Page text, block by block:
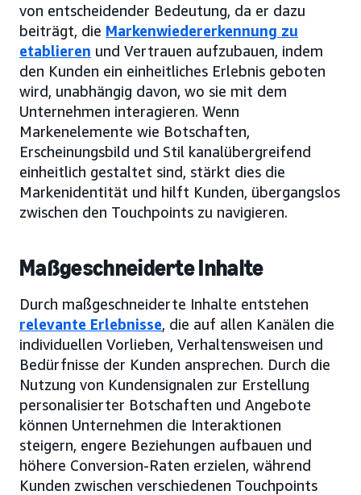
von entscheidender Bedeutung, da er dazu
beiträgt, die Markenwiedererkennung zu
etablieren und Vertrauen aufzubauen, indem
den Kunden ein einheitliches Erlebnis geboten
wird, unabhängig davon, wo sie mit dem
Unternehmen interagieren. Wenn
Markenelemente wie Botschaften,
Erscheinungsbild und Stil kanalübergreifend
einheitlich gestaltet sind, stärkt dies die
Markenidentität und hilft Kunden, übergangslos
zwischen den Touchpoints zu navigieren.
Maßgeschneiderte Inhalte
Durch maßgeschneiderte Inhalte entstehen
relevante Erlebnisse, die auf allen Kanälen die
individuellen Vorlieben, Verhaltensweisen und
Bedürfnisse der Kunden ansprechen. Durch die
Nutzung von Kundensignalen zur Erstellung
personalisierter Botschaften und Angebote
können Unternehmen die Interaktionen
steigern, engere Beziehungen aufbauen und
höhere Conversion-Raten erzielen, während
Kunden zwischen verschiedenen Touchpoints